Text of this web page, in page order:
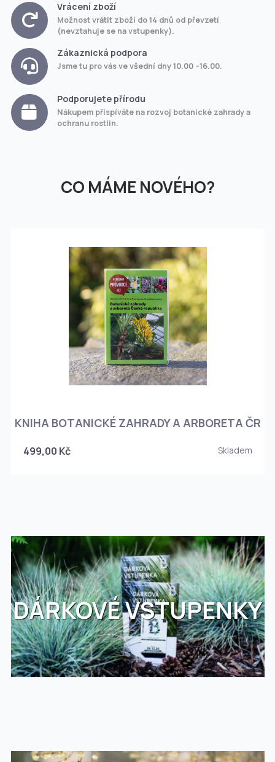
Vrácení zboží
Možnost vrátit zboží do 14 dnů od převzetí
(nevztahuje se na vstupenky).
Zákaznická podpora
Jsme tu pro vás ve všední dny 10.00 –16.00.
Podporujete přírodu
Nákupem přispíváte na rozvoj botanické zahrady a
ochranu rostlin.
CO MÁME NOVÉHO?
KNIHA BOTANICKÉ ZAHRADY A ARBORETA ČR
499,00 Kč Skladem
DÁRKOVÉ VSTUPENKY